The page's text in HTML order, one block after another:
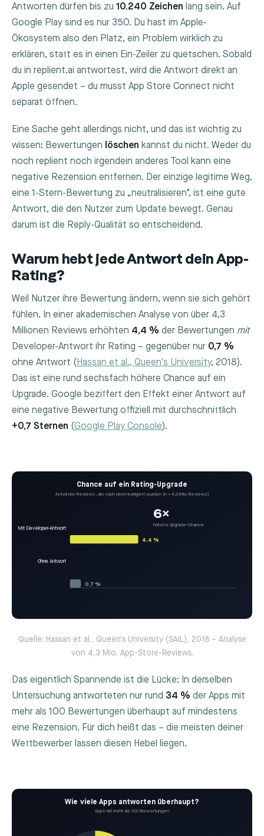
Antworten dürfen bis zu 10.240 Zeichen lang sein. Auf
Google Play sind es nur 350. Du hast im Apple-
Ökosystem also den Platz, ein Problem wirklich zu
erklären, statt es in einen Ein-Zeiler zu quetschen. Sobald
du in replient.ai antwortest, wird die Antwort direkt an
Apple gesendet – du musst App Store Connect nicht
separat öffnen.
Eine Sache geht allerdings nicht, und das ist wichtig zu
wissen: Bewertungen löschen kannst du nicht. Weder du
noch replient noch irgendein anderes Tool kann eine
negative Rezension entfernen. Der einzige legitime Weg,
eine 1-Stern-Bewertung zu „neutralisieren", ist eine gute
Antwort, die den Nutzer zum Update bewegt. Genau
darum ist die Reply-Qualität so entscheidend.
Warum hebt jede Antwort dein App-
Rating?
Weil Nutzer ihre Bewertung ändern, wenn sie sich gehört
fühlen. In einer akademischen Analyse von über 4,3
Millionen Reviews erhöhten 4,4 % der Bewertungen mit
Developer-Antwort ihr Rating – gegenüber nur 0,7 %
ohne Antwort (Hassan et al., Queen's University, 2018).
Das ist eine rund sechsfach höhere Chance auf ein
Upgrade. Google beziffert den Effekt einer Antwort auf
eine negative Bewertung offiziell mit durchschnittlich
+0,7 Sternen (Google Play Console).
Chance auf ein Rating-Upgrade
Anteil der Reviews, die nach oben korrigiert wurden (n = 4,3 Mio. Reviews)
Ohne Antwort
0,7 %
Mit Developer-Antwort
4,4 %
6×
höhere Upgrade-Chance
Quelle: Hassan et al., Queen's University (SAIL), 2018 – Analyse
von 4,3 Mio. App-Store-Reviews.
Das eigentlich Spannende ist die Lücke: In derselben
Untersuchung antworteten nur rund 34 % der Apps mit
mehr als 100 Bewertungen überhaupt auf mindestens
eine Rezension. Für dich heißt das – die meisten deiner
Wettbewerber lassen diesen Hebel liegen.
Wie viele Apps antworten überhaupt?
Apps mit mehr als 100 Bewertungen